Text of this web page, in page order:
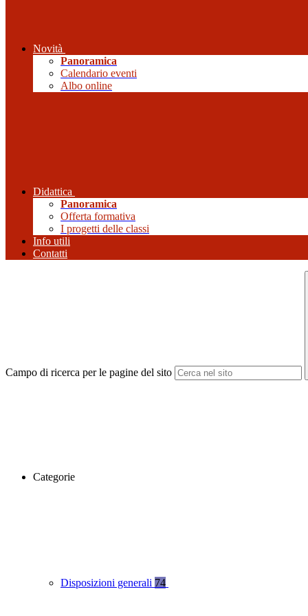
Novità
Panoramica
Calendario eventi
Albo online
Didattica
Panoramica
Offerta formativa
I progetti delle classi
Info utili
Contatti
Campo di ricerca per le pagine del sito
Categorie
Disposizioni generali 74